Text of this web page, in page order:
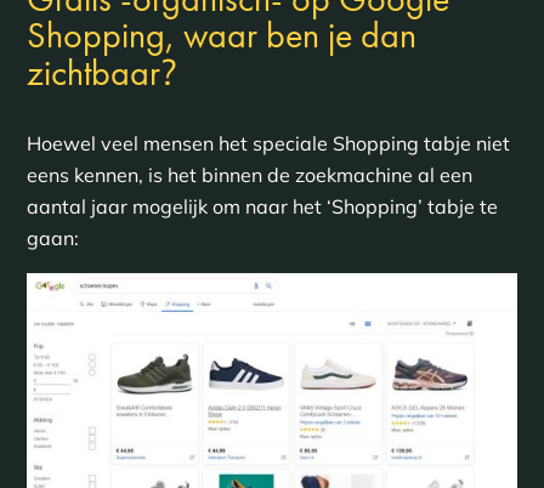
Shopping, waar ben je dan
zichtbaar?
Hoewel veel mensen het speciale Shopping tabje niet
eens kennen, is het binnen de zoekmachine al een
aantal jaar mogelijk om naar het ‘Shopping’ tabje te
gaan: